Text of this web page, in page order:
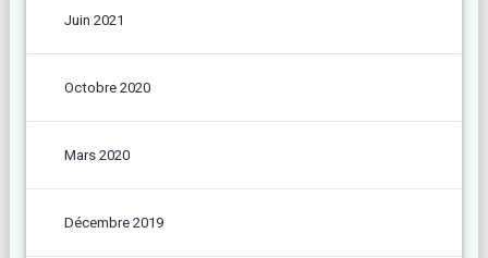
Juin 2021
Octobre 2020
Mars 2020
Décembre 2019